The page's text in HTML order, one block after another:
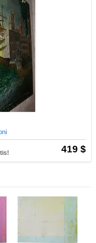
419 $